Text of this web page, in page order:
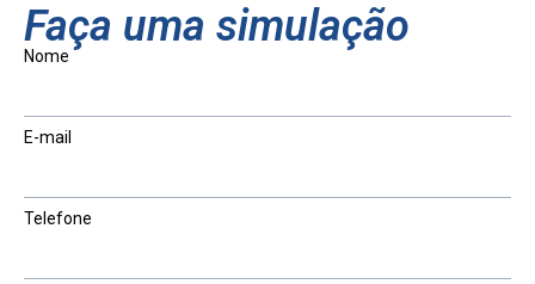
Faça uma simulação
Nome
E-mail
Telefone